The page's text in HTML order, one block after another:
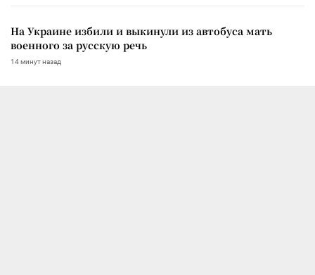
На Украине избили и выкинули из автобуса мать
военного за русскую речь
14 минут назад